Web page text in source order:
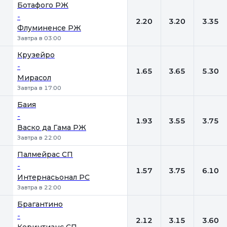
Ботафого РЖ
-
Флуминенсе РЖ
Завтра в 03:00
2.20 3.20 3.35
Крузейро
-
Мирасол
Завтра в 17:00
1.65 3.65 5.30
Баия
-
Васко да Гама РЖ
Завтра в 22:00
1.93 3.55 3.75
Палмейрас СП
-
Интернасьонал РС
Завтра в 22:00
1.57 3.75 6.10
Брагантино
- 2.12 3.15 3.60